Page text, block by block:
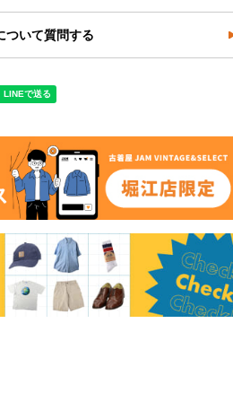
ついて質問する